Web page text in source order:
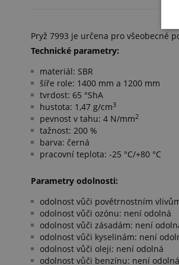
Pryž 7993 je určena pro všeobecné
Technické parametry:
materiál: SBR
šíře role: 1400 mm a 1200 mm
tvrdost: 65 °ShA
hustota: 1,47 g/cm3
pevnost v tahu: 4 N/mm2
tažnost: 200 %
barva: černá
pracovní teplota: -25 °C/+80 °C
Parametry odolnosti:
odolnost vůči povětrnostním
odolnost vůči ozónu: není odolná
odolnost vůči zásadám: není
odolnost vůči kyselinám: není
odolnost vůči oleji: není odolná
odolnost vůči benzínu: není odolná